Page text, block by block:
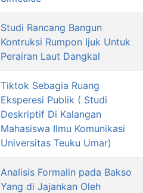
Studi Rancang Bangun
Kontruksi Rumpon Ijuk Untuk
Perairan Laut Dangkal
Tiktok Sebagia Ruang
Eksperesi Publik ( Studi
Deskriptif Di Kalangan
Mahasiswa Ilmu Komunikasi
Universitas Teuku Umar)
Analisis Formalin pada Bakso
Yang di Jajankan Oleh